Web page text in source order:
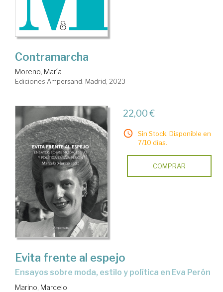
Contramarcha
Moreno, María
Ediciones Ampersand. Madrid, 2023
22,00 €
Sin Stock. Disponible en
7/10 días.
COMPRAR
Evita frente al espejo
ensayos sobre moda, estilo y política en Eva Perón
Marino, Marcelo